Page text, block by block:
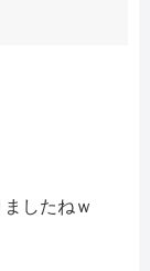
したねｗ